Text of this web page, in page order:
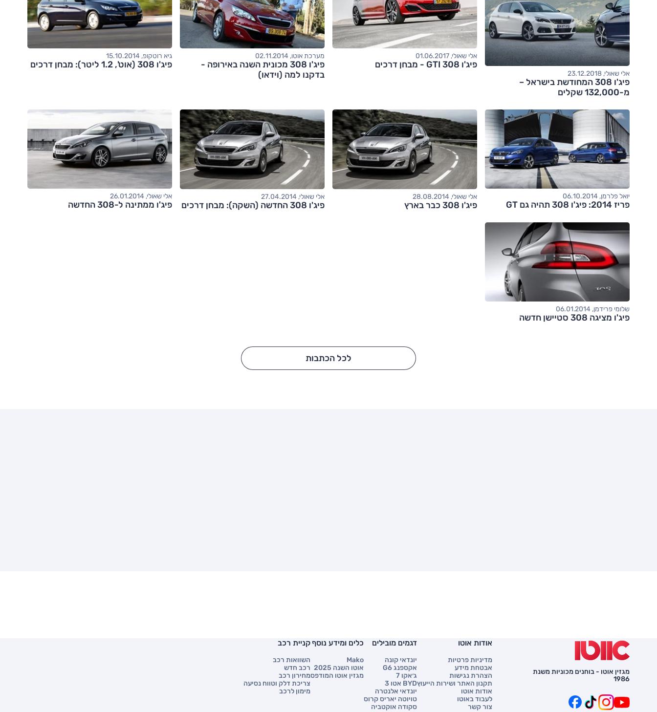
אלי שאולי, 23.12.2018
פיג'ו 308 המחודשת בישראל –
מ-132,000 שקלים
אלי שאולי, 01.06.2017
פיג'ו 308 GTI - מבחן דרכים
מערכת אוטו, 02.11.2014
פיג'ו 308 מכונית השנה באירופה -
בדקנו למה (וידאו)
גיא רוטקופ, 15.10.2014
פיג'ו 308 (אוט', 1.2 ליטר): מבחן דרכים
יואל פלרמן, 06.10.2014
פריז 2014: פיג'ו 308 תהיה גם GT
אלי שאולי, 28.08.2014
פיג'ו 308 כבר בארץ
אלי שאולי, 27.04.2014
פיג'ו 308 החדשה (השקה): מבחן דרכים
אלי שאולי, 26.01.2014
פיג'ו ממתינה ל-308 החדשה
שלומי פרידמן, 06.01.2014
פיג'ו מציגה 308 סטיישן חדשה
לכל הכתבות
מגזין אוטו - בוחנים מכוניות משנת
1986
אודות אוטו
מדיניות פרטיות
אבטחת מידע
הצהרת נגישות
תקנון האתר ושירות הייעוץ
אודות אוטו
לעבוד באוטו
צור קשר
דגמים מובילים
יונדאי קונה
אקספנג G6
ג׳אקו 7
BYD אטו 3
יונדאי אלנטרה
טויוטה יאריס קרוס
סקודה אוקטביה
כלים ומידע נוסף
Mako
אוטו השנה 2025
מגזין אוטו המודפס
קניית רכב
השוואות רכב
רכב חדש
מחירון רכב
צריכת דלק וטווח נסיעה
מימון לרכב